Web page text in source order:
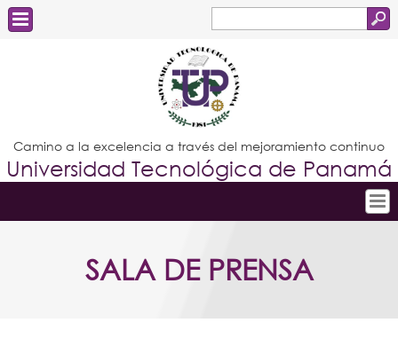
de
búsqueda
Estudiantes
Docentes
Administrativos
Graduados
Camino a la excelencia a través del mejoramiento continuo
Universidad Tecnológica de Panamá
Conoce la UTP
SALA DE PRENSA